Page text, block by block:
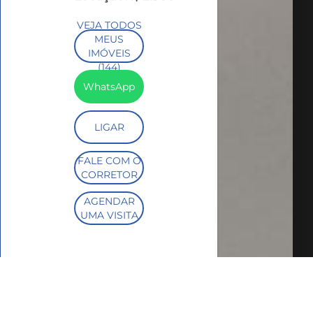
VEJA TODOS
MEUS
IMÓVEIS
(144)
WhatsApp
LIGAR
FALE COM O
CORRETOR
AGENDAR
UMA VISITA